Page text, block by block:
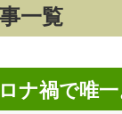
一覧
ナ禍で唯